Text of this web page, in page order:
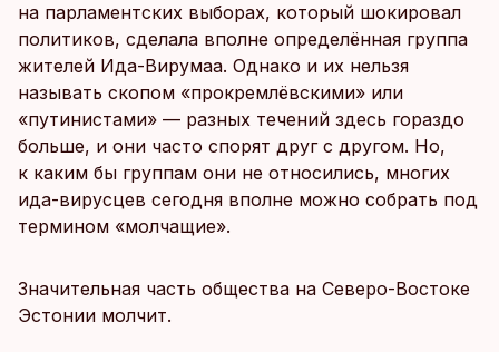
на парламентских выборах, который шокировал
политиков, сделала вполне определённая группа
жителей Ида-Вирумаа. Однако и их нельзя
называть скопом «прокремлёвскими» или
«путинистами» — разных течений здесь гораздо
больше, и они часто спорят друг с другом. Но,
к каким бы группам они не относились, многих
ида-вирусцев сегодня вполне можно собрать под
термином «молчащие».
Значительная часть общества на Северо-Востоке
Эстонии молчит.